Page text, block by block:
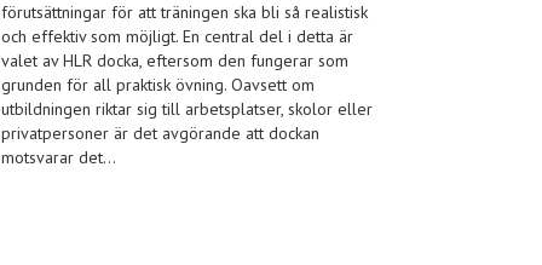
förutsättningar för att träningen ska bli så realistisk
och effektiv som möjligt. En central del i detta är
valet av HLR docka, eftersom den fungerar som
grunden för all praktisk övning. Oavsett om
utbildningen riktar sig till arbetsplatser, skolor eller
privatpersoner är det avgörande att dockan
motsvarar det…